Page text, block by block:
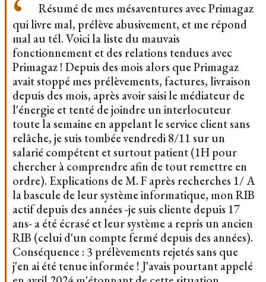
Résumé de mes mésaventures avec Primagaz
qui livre mal, prélève abusivement, et me répond
mal au tél. Voici la liste du mauvais
fonctionnement et des relations tendues avec
Primagaz ! Depuis des mois alors que Primagaz
avait stoppé mes prélèvements, factures, livraison
depuis des mois, après avoir saisi le médiateur de
l'énergie et tenté de joindre un interlocuteur
toute la semaine en appelant le service client sans
relâche, je suis tombée vendredi 8/11 sur un
salarié compétent et surtout patient (1H pour
chercher à comprendre afin de tout remettre en
ordre). Explications de M. F après recherches 1/ A
la bascule de leur système informatique, mon RIB
actif depuis des années -je suis cliente depuis 17
ans- a été écrasé et leur système a repris un ancien
RIB (celui d'un compte fermé depuis des années).
Conséquence : 3 prélèvements rejetés sans que
j'en ai été tenue informée ! J'avais pourtant appelé